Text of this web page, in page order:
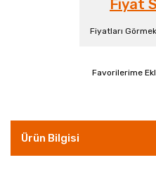
Fiyat
Fiyatları
Ürün Bilgisi